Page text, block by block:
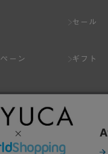
の登録は、弊社所定の情
登録は、一人につき１ア
の定めの他、弊社は、会
ことがあります。
本規約違反により、会員
会員登録の申請に虚偽の事
ーン
セール
ギフト
スタッフ